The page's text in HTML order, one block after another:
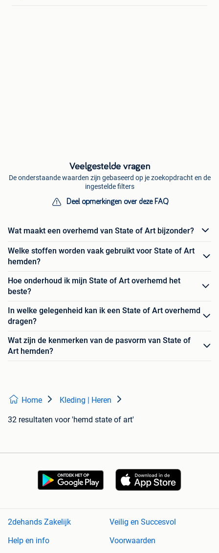
Veelgestelde vragen
De onderstaande waarden zijn gebaseerd op je zoekopdracht en de
ingestelde filters
Deel opmerkingen over deze FAQ
Wat maakt een overhemd van State of Art bijzonder?
Welke stoffen worden vaak gebruikt voor State of Art
hemden?
Hoe onderhoud ik mijn State of Art overhemd het
beste?
In welke gelegenheid kan ik een State of Art overhemd
dragen?
Wat zijn de kenmerken van de pasvorm van State of
Art hemden?
Home Kleding | Heren
32 resultaten voor 'hemd state of art'
2dehands Zakelijk
Veilig en Succesvol
Help en info
Voorwaarden